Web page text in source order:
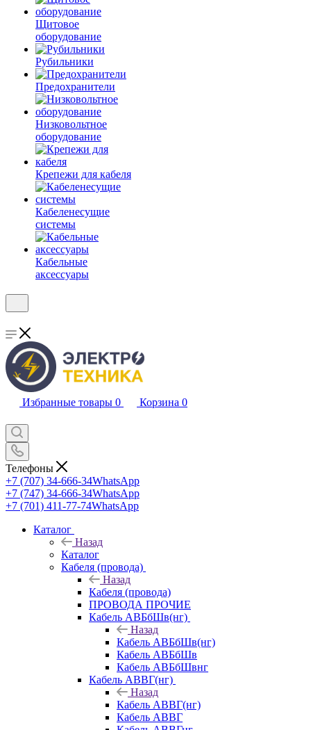
Щитовое
оборудование
Рубильники
Предохранители
Низковольтное
оборудование
Крепежи для кабеля
Кабеленесущие
системы
Кабельные
аксессуары
Избранные товары 0 Корзина 0
Телефоны
+7 (707) 34-666-34WhatsApp
+7 (747) 34-666-34WhatsApp
+7 (701) 411-77-74WhatsApp
Каталог
Назад
Каталог
Кабеля (провода)
Назад
Кабеля (провода)
ПРОВОДА ПРОЧИЕ
Кабель АВБбШв(нг)
Назад
Кабель АВБбШв(нг)
Кабель АВБбШв
Кабель АВБбШвнг
Кабель АВВГ(нг)
Назад
Кабель АВВГ(нг)
Кабель АВВГ